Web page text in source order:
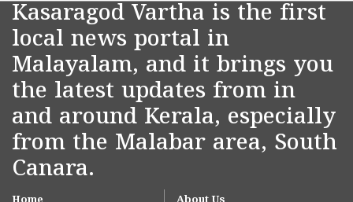
Kasaragod Vartha is the first
local news portal in
Malayalam, and it brings you
the latest updates from in
and around Kerala, especially
from the Malabar area, South
Canara.